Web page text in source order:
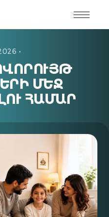
•
ՄԵՋ
ՀԱՄԱՐ